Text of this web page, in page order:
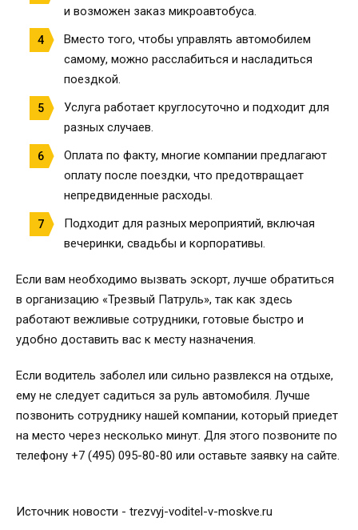
и возможен заказ микроавтобуса.
Вместо того, чтобы управлять автомобилем
самому, можно расслабиться и насладиться
поездкой.
Услуга работает круглосуточно и подходит для
разных случаев.
Оплата по факту, многие компании предлагают
оплату после поездки, что предотвращает
непредвиденные расходы.
Подходит для разных мероприятий, включая
вечеринки, свадьбы и корпоративы.
Если вам необходимо вызвать эскорт, лучше обратиться
в организацию «Трезвый Патруль», так как здесь
работают вежливые сотрудники, готовые быстро и
удобно доставить вас к месту назначения.
Если водитель заболел или сильно развлекся на отдыхе,
ему не следует садиться за руль автомобиля. Лучше
позвонить сотруднику нашей компании, который приедет
на место через несколько минут. Для этого позвоните по
телефону +7 (495) 095-80-80 или оставьте заявку на сайте.
Источник новости - trezvyj-voditel-v-moskve.ru